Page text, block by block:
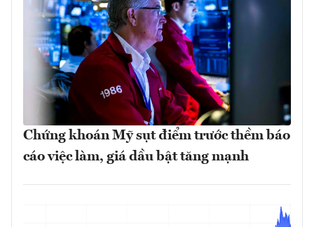
Chứng khoán Mỹ sụt điểm trước thềm báo
cáo việc làm, giá dầu bật tăng mạnh